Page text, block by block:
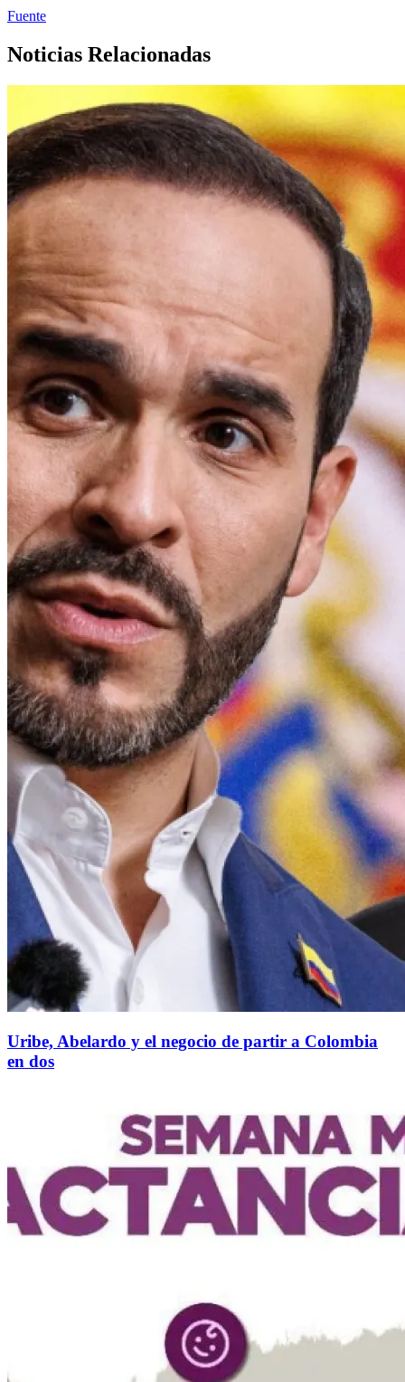
Fuente
Noticias Relacionadas
Uribe, Abelardo y el negocio de partir a Colombia
en dos